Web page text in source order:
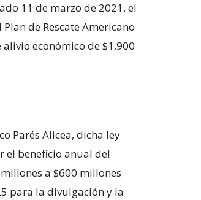
11 de marzo de 2021, el
de Rescate Americano
económico de $1,900
Parés Alicea, dicha ley
el beneficio anual del
a $600 millones
para la divulgación y la